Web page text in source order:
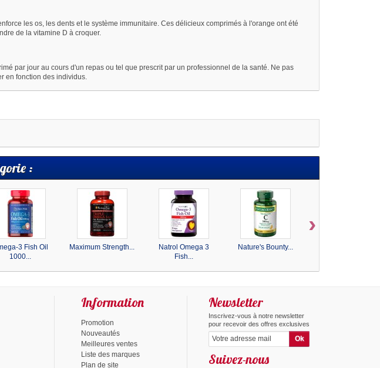
les os, les dents et le système immunitaire. Ces délicieux comprimés à l'orange ont été
de la vitamine D à croquer.
par jour au cours d'un repas ou tel que prescrit par un professionnel de la santé. Ne pas
en fonction des individus.
:
3 Fish Oil
1000...
Maximum Strength...
Natrol Omega 3
Fish...
Nature's Bounty...
›
Information
Promotion
Nouveautés
Meilleures ventes
Liste des marques
Plan de site
Newsletter
Inscrivez-vous à notre newsletter
pour recevoir des offres exclusives
Suivez-nous